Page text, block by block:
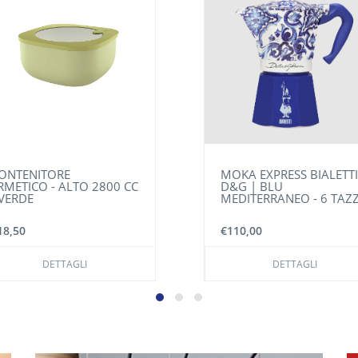
EXPRESS BIALETTI
| BLU
- 6 TAZZE
DETTAGLI
PENTOLA A PRESSIONE
WMF PERFECT 4,5
L - ACCIAIO
€135,00
DETTAGLI